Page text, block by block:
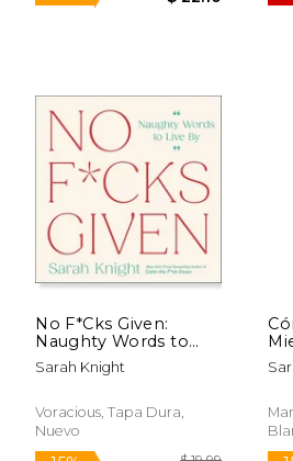
15%
dcto.
Rápido
No F*Cks Given:
Naughty Words to
Live by (en Inglés)
Sarah Knight
Voracious, Tapa Dura,
Nuevo